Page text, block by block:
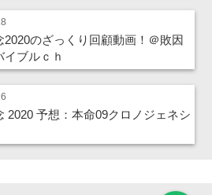
2020のざっくり回顧動画！＠敗因
イブルｃｈ
2020 予想：本命09クロノジェネシ